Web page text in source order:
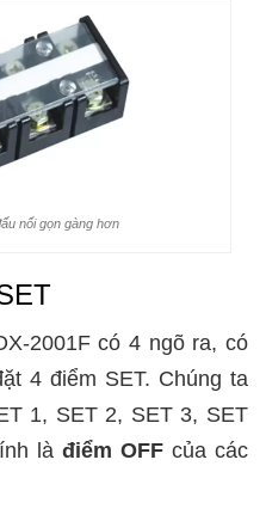
nối gọn gàng hơn
2001F có 4 ngõ ra, có
4 điểm SET. Chúng ta
1, SET 2, SET 3, SET
là điểm OFFcủa các